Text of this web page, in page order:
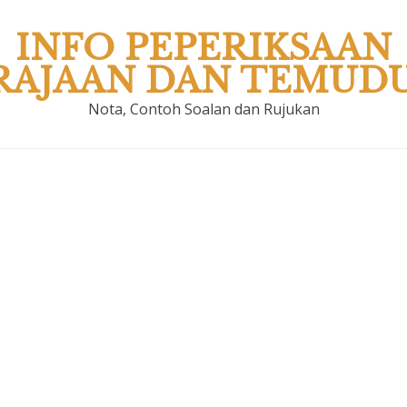
INFO PEPERIKSAAN
DAN
Nota, Contoh Soalan dan Rujukan